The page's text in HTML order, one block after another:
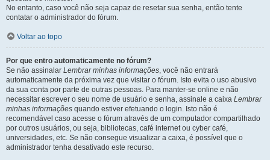
No entanto, caso você não seja capaz de resetar sua senha, então tente
contatar o administrador do fórum.
Voltar ao topo
Por que entro automaticamente no fórum?
Se não assinalar Lembrar minhas informações, você não entrará
automaticamente da próxima vez que visitar o fórum. Isto evita o uso abusivo
da sua conta por parte de outras pessoas. Para manter-se online e não
necessitar escrever o seu nome de usuário e senha, assinale a caixa Lembrar
minhas informações quando estiver efetuando o login. Isto não é
recomendável caso acesse o fórum através de um computador compartilhado
por outros usuários, ou seja, bibliotecas, café internet ou cyber café,
universidades, etc. Se não consegue visualizar a caixa, é possível que o
administrador tenha desativado este recurso.